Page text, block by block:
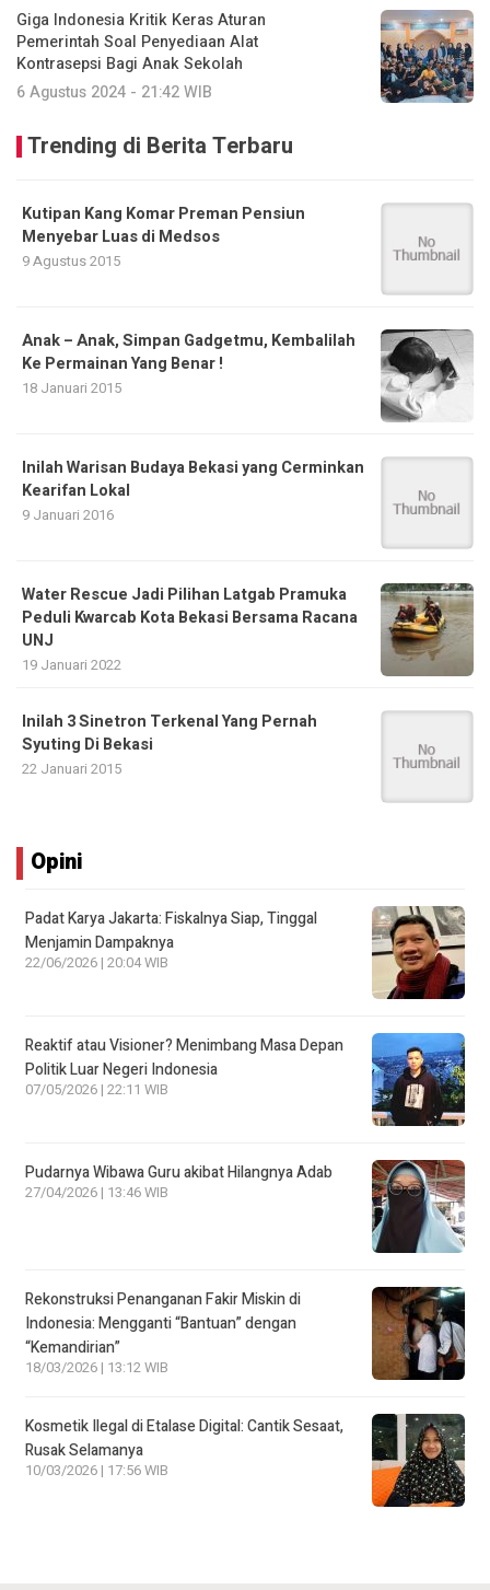
Giga Indonesia Kritik Keras Aturan
Pemerintah Soal Penyediaan Alat
Kontrasepsi Bagi Anak Sekolah
6 Agustus 2024 - 21:42 WIB
Trending di Berita Terbaru
Kutipan Kang Komar Preman Pensiun
Menyebar Luas di Medsos
9 Agustus 2015
Anak – Anak, Simpan Gadgetmu, Kembalilah
Ke Permainan Yang Benar !
18 Januari 2015
Inilah Warisan Budaya Bekasi yang Cerminkan
Kearifan Lokal
9 Januari 2016
Water Rescue Jadi Pilihan Latgab Pramuka
Peduli Kwarcab Kota Bekasi Bersama Racana
UNJ
19 Januari 2022
Inilah 3 Sinetron Terkenal Yang Pernah
Syuting Di Bekasi
22 Januari 2015
Opini
Padat Karya Jakarta: Fiskalnya Siap, Tinggal
Menjamin Dampaknya
22/06/2026 | 20:04 WIB
Reaktif atau Visioner? Menimbang Masa Depan
Politik Luar Negeri Indonesia
07/05/2026 | 22:11 WIB
Pudarnya Wibawa Guru akibat Hilangnya Adab
27/04/2026 | 13:46 WIB
Rekonstruksi Penanganan Fakir Miskin di
Indonesia: Mengganti “Bantuan” dengan
“Kemandirian”
18/03/2026 | 13:12 WIB
Kosmetik Ilegal di Etalase Digital: Cantik Sesaat,
Rusak Selamanya
10/03/2026 | 17:56 WIB